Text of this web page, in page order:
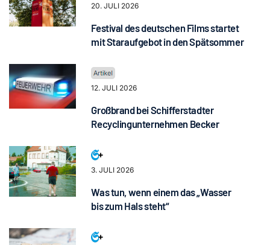
20. JULI 2026
Festival des deutschen Films startet
mit Staraufgebot in den Spätsommer
12. JULI 2026
Großbrand bei Schifferstadter
Recyclingunternehmen Becker
3. JULI 2026
Was tun, wenn einem das „Wasser
bis zum Hals steht“